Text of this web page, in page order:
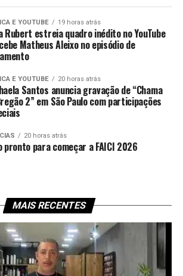
E YOUTUBE 19 horas atrás
Rubert estreia quadro inédito no YouTube
Matheus Aleixo no episódio de
E YOUTUBE 20 horas atrás
Santos anuncia gravação de “Chama
2” em São Paulo com participações
20 horas atrás
pronto para começar a FAICI 2026
MAIS RECENTES